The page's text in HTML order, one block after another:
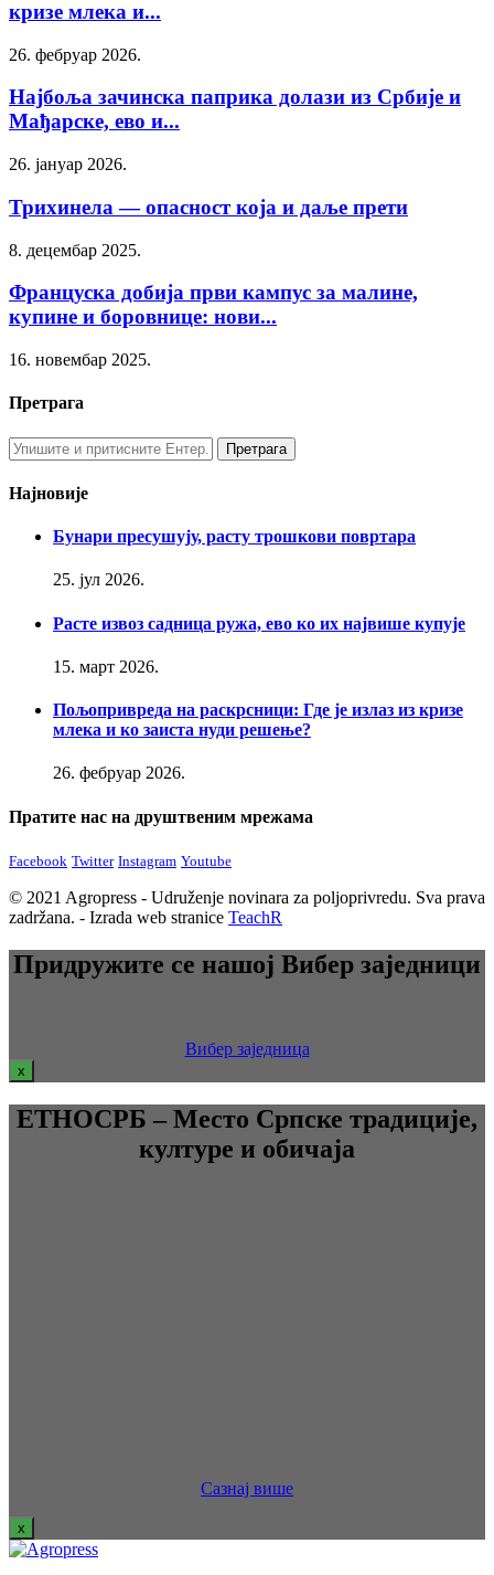
кризе млека и...
26. фебруар 2026.
Најбоља зачинска паприка долази из Србије и
Мађарске, ево и...
26. јануар 2026.
Трихинела — опасност која и даље прети
8. децембар 2025.
Француска добија први кампус за малине,
купине и боровнице: нови...
16. новембар 2025.
Претрага
Најновије
Бунари пресушују, расту трошкови повртара
25. јул 2026.
Расте извоз садница ружа, ево ко их највише купује
15. март 2026.
Пољопривреда на раскрсници: Где је излаз из кризе
млека и ко заиста нуди решење?
26. фебруар 2026.
Пратите нас на друштвеним мрежама
Facebook Twitter Instagram Youtube
© 2021 Agropress - Udruženje novinara za poljoprivredu. Sva prava
zadržana. - Izrada web stranice TeachR
Придружите се нашој Вибер заједници
Вибер заједница
x
ЕТНОСРБ – Место Српске традиције,
културе и обичаја
Сазнај више
x